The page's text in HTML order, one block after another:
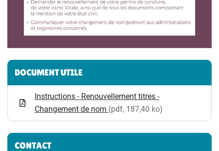
Informations complémentaires
DOCUMENT UTILE
Instructions - Renouvellement titres -
Changement de nom (pdf, 187,40 ko)
CONTACT